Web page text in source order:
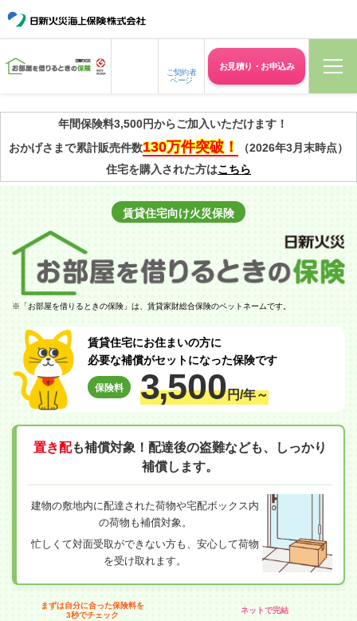
ご契約者
ページ
お見積り・ お申込み
年間保険料3,500円からご加入いただけます！
おかげさまで累計販売件数130万件突破！
（2026年3月末時点）
住宅を購入された方はこちら
賃貸住宅向け火災保険
※ 「お部屋を借りるときの保険」は、賃貸家財総合保険のペットネームです。
賃貸住宅にお住まいの方に
必要な補償がセットになった保険です
保険料 3,500円/年～
置き配も補償対象！配達後の盗難なども、しっかり
補償します。
建物の敷地内に配達された荷物や宅配ボックス内
の荷物も補償対象。
忙しくて対面受取ができない方も、安心して荷物
を受け取れます。
まずは自分に合った保険料を
3秒でチェック
ネットで完結